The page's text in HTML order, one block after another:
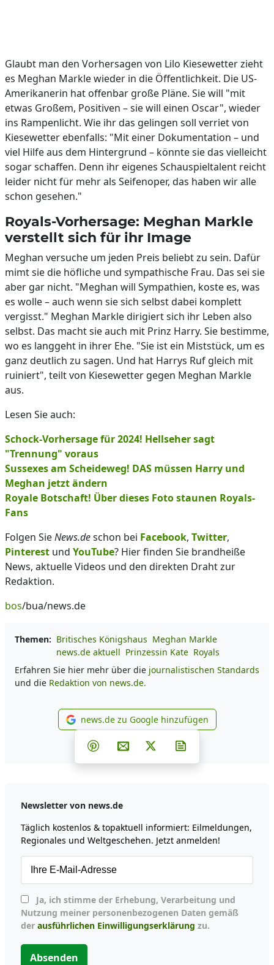
Glaubt man den Vorhersagen von Lilo Kiesewetter zieht
es Meghan Markle wieder in die Öffentlichkeit. Die US-
Amerikanerin hat offenbar große Pläne. Sie will "mit
etwas Großem, Positiven – sie will einen Oscar", wieder
ins Rampenlicht. Wie ihr das gelingen soll verriet von
Kiesewetter ebenfalls: "Mit einer Dokumentation – und
viel Hilfe aus dem Hintergrund – könnte sie das vielleicht
sogar schaffen. Denn ihr eigenes Schauspieltalent reicht
leider nicht für mehr als Seifenoper, das haben wir alle
schon gesehen."
Royals-Vorhersage: Meghan Markle
verstellt sich für ihr Image
Meghan versuche um jeden Preis beliebt zu sein. Dafür
mimt sie die höfliche und sympathische Frau. Das sei sie
aber gar nicht. "Meghan will Sympathien, koste es, was
es wolle – auch wenn sie sich selbst dabei komplett
vergisst." Meghan Markle dirigiert sich ihr Leben also
selbst. Das macht sie auch mit Prinz Harry. Sie bestimme,
wo es langgeht in ihrer Ehe. "Sie ist ein Miststück, um es
ganz deutlich zu sagen. Und hat Harrys Ruf gleich mit
ruiniert", teilt von Kiesewetter gegen Meghan Markle
aus.
Lesen Sie auch:
Schock-Vorhersage für 2024! Hellseher sagt
"Trennung" voraus
Sussexes am Scheideweg! DAS müssen Harry und
Meghan jetzt ändern
Royale Botschaft! Über dieses Foto staunen Royals-
Fans
Folgen SieNews.deschon bei Facebook, Twitter,
Pinterest und YouTube? Hier finden Sie brandheiße
News, aktuelle Videos und den direkten Draht zur
Redaktion.
bos/bua/news.de
Themen: Britisches Königshaus Meghan Markle
news.de aktuell Prinzessin Kate Royals
Erfahren Sie hier mehr über die journalistischen Standards
und die Redaktion von news.de.
news.de zu Google
news.de zu Google hinzufügen
Teilen auf Facebook
Teilen auf Whatsapp
Teilen auf Telegram
Teilen auf Pinterest
Per E-Mail teilen
Post auf X
Newsletter von news.de
Täglich kostenlos & topaktuell informiert: Eilmeldungen,
Regionales und Weltgeschehen. Jetzt anmelden!
Nutzung meiner personenbezogenen Daten gemäß
der ausführlichen Einwilligungserklärung zu.
Absenden